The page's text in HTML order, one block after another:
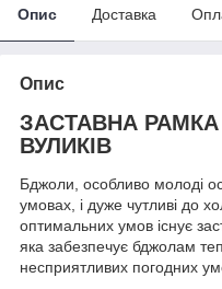
Опис Доставка
Опис
ЗАСТАВНА РАМКА
ВУЛИКІВ
Бджоли, особливо молоді
умовах, і дуже чутливі до
оптимальних умов існує
яка забезпечує бджолам
несприятливих погодних